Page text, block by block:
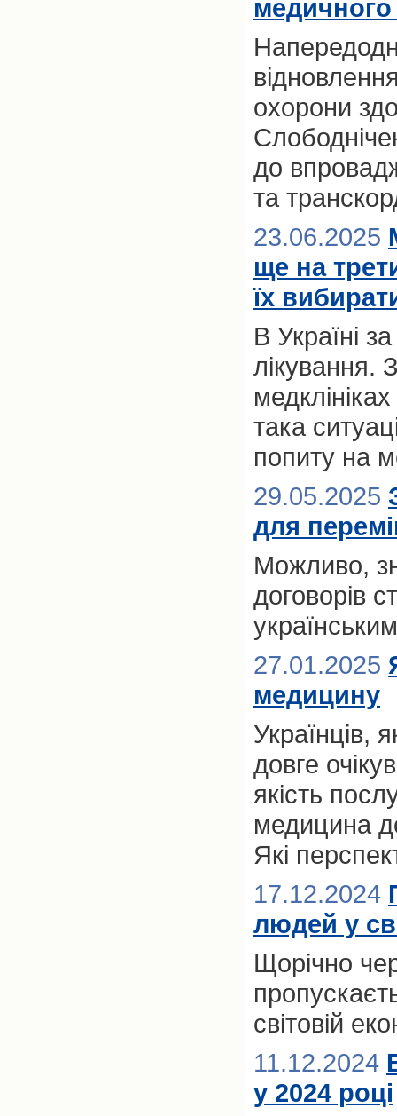
медичного
охорони
до
та
23.06.2025
ще на
їх
В Україні
лікування.
така
попиту на
29.05.2025
для
Можливо,
договорів
27.01.2025
медицину
Українців,
довге
якість
медицина
Які
17.12.2024
людей у
Щорічно
світовій
11.12.2024
у 2024 році